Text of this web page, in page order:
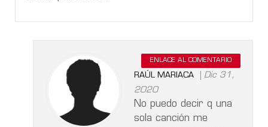
ENLACE AL COMENTARIO
RAÚL MARIACA
Dic 31,
2020
No puedo decir q una
sola canción me